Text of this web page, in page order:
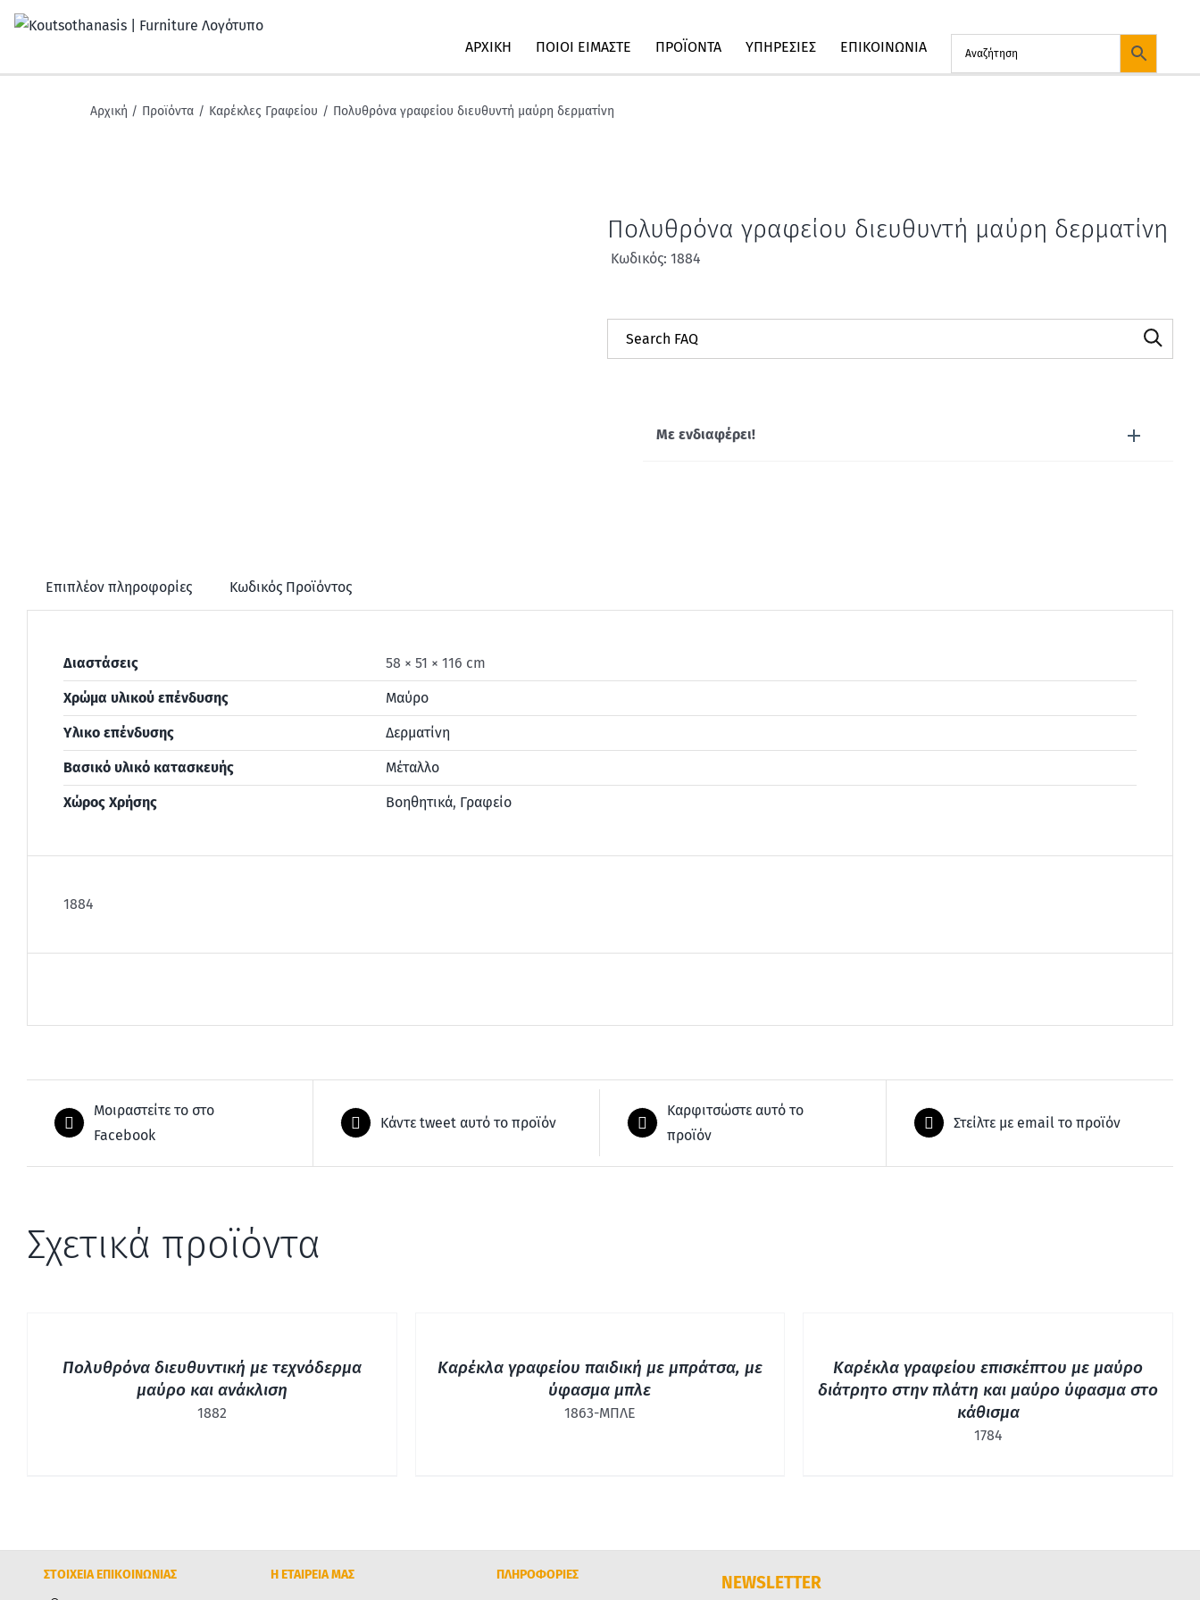
Μετάβαση
ΑΡΧΙΚΗ ΠΟΙΟΙ ΕΙΜΑΣΤΕ ΠΡΟΪΟΝΤΑ ΥΠΗΡΕΣΙΕΣ ΕΠΙΚΟΙΝΩΝΙΑ
Αρχική Προϊόντα Καρέκλες Γραφείου Πολυθρόνα γραφείου διευθυντή μαύρη δερματίνη
Πολυθρόνα γραφείου διευθυντή μαύρη δερματίνη
Κωδικός: 1884
Με ενδιαφέρει!
Επιπλέον πληροφορίες Κωδικός Προϊόντος
Διαστάσεις 58 × 51 × 116 cm
Χρώμα υλικού επένδυσης Μαύρο
Υλικο επένδυσης Δερματίνη
Βασικό υλικό κατασκευής Μέταλλο
Χώρος Χρήσης Βοηθητικά, Γραφείο
1884
Μοιραστείτε το στο
Facebook
Κάντε tweet αυτό το προϊόν
Καρφιτσώστε αυτό το
προϊόν
Στείλτε με email το προϊόν
Σχετικά προϊόντα
Πολυθρόνα διευθυντική με τεχνόδερμα
μαύρο και ανάκλιση
1882
Καρέκλα γραφείου παιδική με μπράτσα, με
ύφασμα μπλε
1863-ΜΠΛΕ
Καρέκλα γραφείου επισκέπτου με μαύρο
διάτρητο στην πλάτη και μαύρο ύφασμα στο
κάθισμα
1784
ΣΤΟΙΧΕΙΑ ΕΠΙΚΟΙΝΩΝΙΑΣ Η ΕΤΑΙΡΕΙΑ ΜΑΣ ΠΛΗΡΟΦΟΡΙΕΣ NEWSLETTER